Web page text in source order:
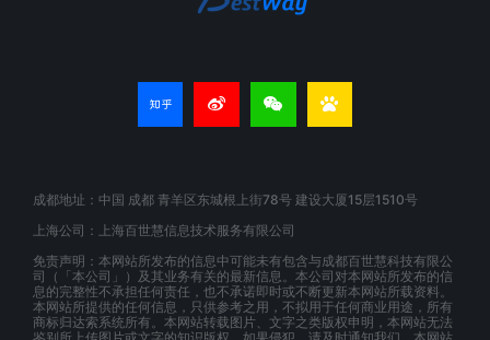
成都地址：中国 成都 青羊区东城根上街78号 建设大厦15层1510号
上海公司：上海百世慧信息技术服务有限公司
免责声明：本网站所发布的信息中可能未有包含与成都百世慧科技有限公
司（「本公司」）及其业务有关的最新信息。本公司对本网站所发布的信
息的完整性不承担任何责任，也不承诺即时或不断更新本网站所载资料。
本网站所提供的任何信息，只供参考之用，不拟用于任何商业用途，所有
商标归达索系统所有。本网站转载图片、文字之类版权申明，本网站无法